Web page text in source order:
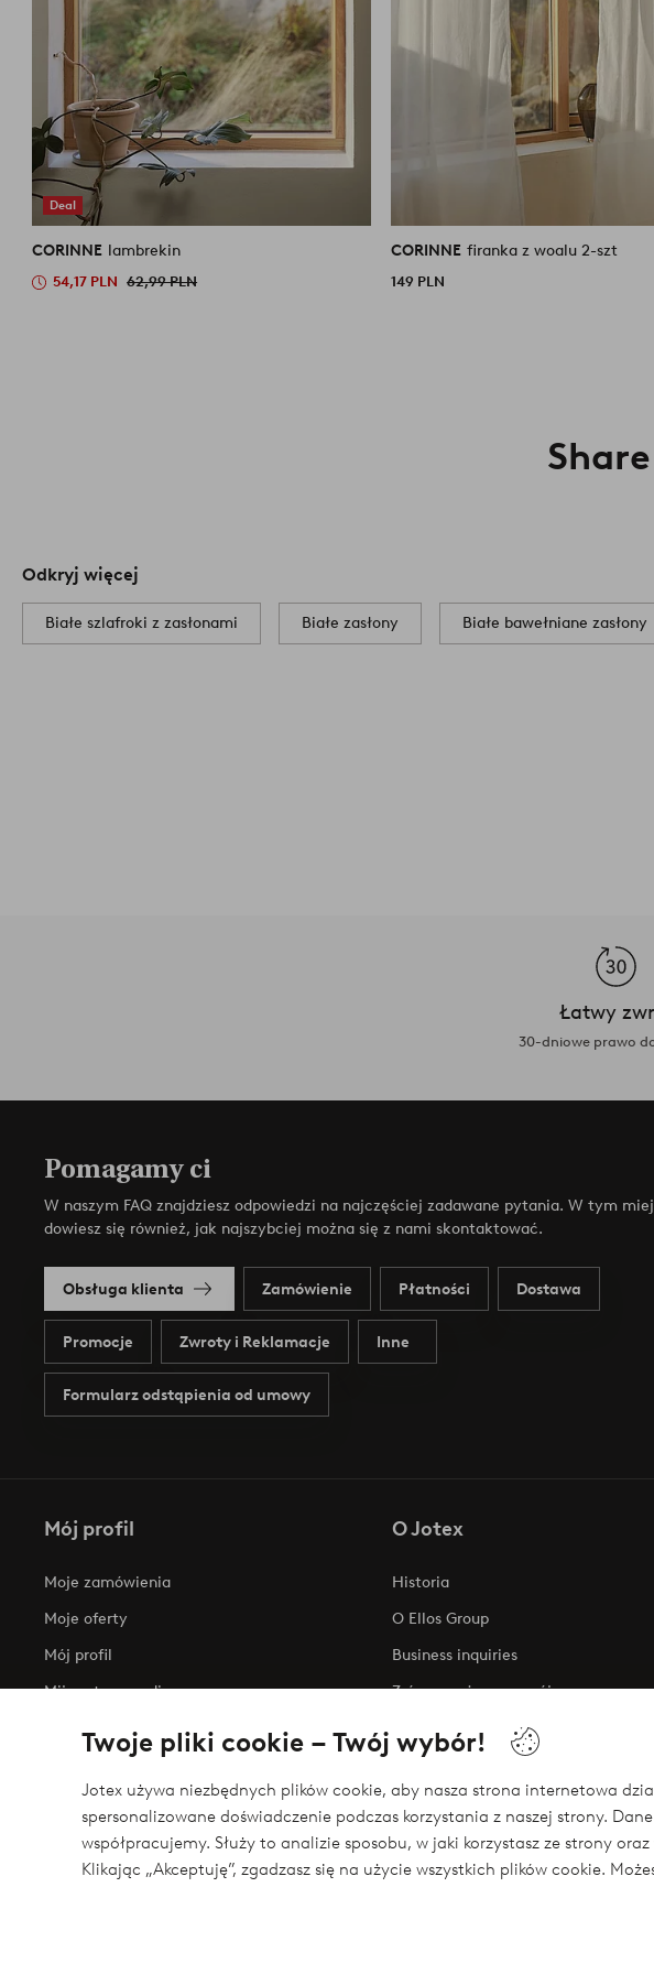
Twoje pliki cookie – Twój wybór!
Jotex używa niezbędnych plików cookie, aby nasza strona internetowa
spersonalizowane doświadczenie podczas korzystania z naszej strony.
współpracujemy. Służy to analizie sposobu, w jaki korzystasz ze strony
Klikając „Akceptuję”, zgadzasz się na użycie wszystkich plików cookie.
Deal
CORINNE lambrekin
54,17 PLN 62,99 PLN
CORINNE firanka z woalu 2-szt
149 PLN
Odkryj więcej
Białe szlafroki z zasłonami Białe zasłony Białe bawełniane zasłony
Łatwy
30-dniowe prawo
Pomagamy ci
W naszym FAQ znajdziesz odpowiedzi na najczęściej zadawane pytania. W tym
dowiesz się również, jak najszybciej można się z nami skontaktować.
Obsługa klienta Zamówienie Płatności Dostawa
Promocje Zwroty i Reklamacje Inne
Formularz odstąpienia od umowy
Mój profil
Moje zamówienia
Moje oferty
Mój profil
Mijn retourzendingen
O Jotex
Historia
O Ellos Group
Business inquiries
Zrównoważony rozwój
Oświadczenie o dostępności
Bezpieczne płatności - zapłać teraz lub podziel się
Chcesz dowiedzieć się więcej o naszych opcjach płatności